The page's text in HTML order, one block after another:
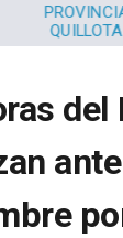
QUILLOTA
del
ante